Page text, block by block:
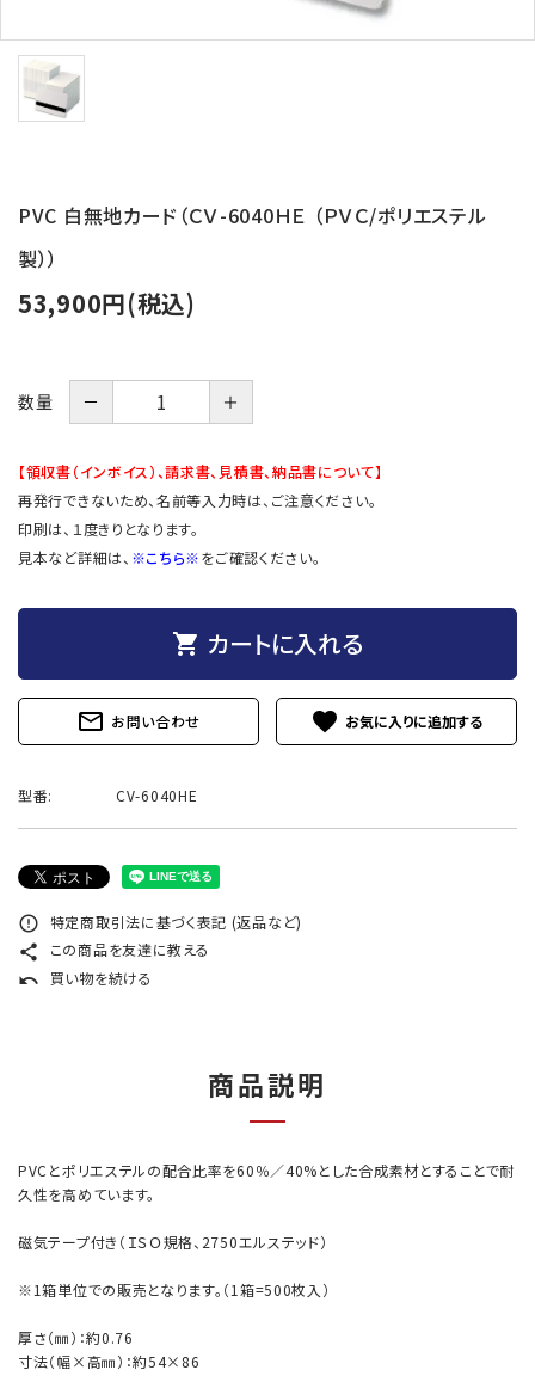
その他
ご利用ガイド
お問い合わせ
PVC 白無地カード（ＣＶ-6040ＨＥ （ＰＶＣ/ポリエステル
製））
53,900円(税込)
数量 － ＋
【領収書（インボイス）、請求書、見積書、納品書について】
再発行できないため、名前等入力時は、ご注意ください。
印刷は、１度きりとなります。
見本など詳細は、 ※こちら※をご確認ください。
shopping_cart カートに入れる
mail_outline お問い合わせ favorite
型番: CV-6040HE
error_outline 特定商取引法に基づく表記 (返品など)
share この商品を友達に教える
undo 買い物を続ける
商品説明
PVCとポリエステルの配合比率を60％／40%とした合成素材とすることで耐
久性を高めています。
磁気テープ付き（ＩＳＯ規格、2750エルステッド）
※1箱単位での販売となります。（1箱=500枚入）
厚さ（㎜）：約0.76
寸法（幅×高㎜）：約54×86